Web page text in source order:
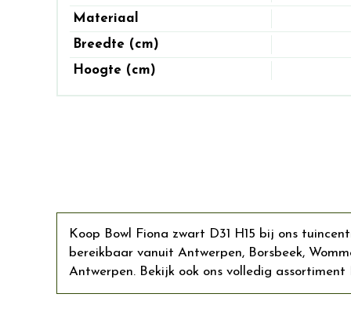
Materiaal
Breedte (cm)
Hoogte (cm)
Koop Bowl Fiona zwart D31 H15 bij ons
bereikbaar vanuit Antwerpen, Borsbeek,
Antwerpen. Bekijk ook ons volledig